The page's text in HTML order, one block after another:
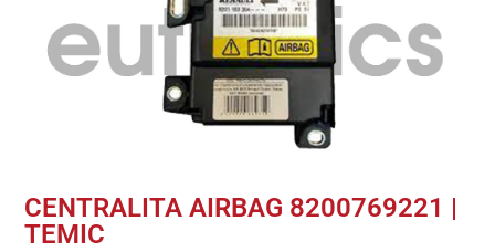
CENTRALITA AIRBAG 8200769221 |
TEMIC